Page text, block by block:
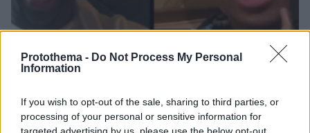
Protothema - Do Not Process My Personal
Information
If you wish to opt-out of the sale, sharing to third parties, or
processing of your personal or sensitive information for
Η «τηλεδιάσκεψη» του Γιάννη Αντετοκούνμπο με τους
Το bleacher report εκμεταλλεύτηκε τις μέρες και
δημιούργησε μια... φτιαχτή τηλεδιάσκεψη του Γιάννη
10.04.2020, 19:11